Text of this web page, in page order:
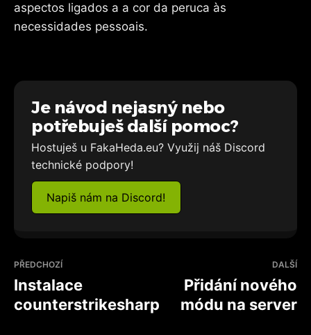
aspectos ligados a a cor da peruca às
necessidades pessoais.
Je návod nejasný nebo
potřebuješ další pomoc?
Hostuješ u FakaHeda.eu? Využij náš Discord
technické podpory!
Napiš nám na Discord!
PŘEDCHOZÍ
Instalace
counterstrikesharp
DALŠÍ
Přidání nového
módu na server